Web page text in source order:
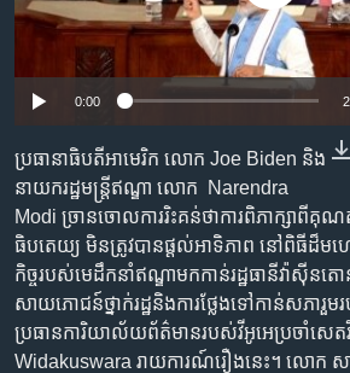
សម្ព័ន្ធ​
និង​
កាន់​
ទំព័រ​
ស្វែង​
រក
Khmer English
បណ្តាញ​សង្គម
ភាសា
0:00
ប្រធានាធិបតី​អាមេរិក លោក Joe Biden និង​
នាយក​រដ្ឋមន្ត្រី​ឥណ្ឌា លោក Narendra
Modi ច្រាន​​ចោល​ការ​រិះគន់​ថា​ការ​ពិភាក្សា​ពី​គុណ
ធិបតេយ្យ មិន​ត្រូវ​​បាន​ផ្តល់​អាទិភាព នៅ​ពិធី​ដ៏​ម
កិច្ច​របស់​មេដឹកនាំ​ឥណ្ឌា​មក​កាន់​រដ្ឋធានី​វ៉ាស៊ីន
សាយភោជន៍​ថ្នាក់​រដ្ឋ​និង​ការ​ថ្លែង​ទៅ​កាន់​សភា​រួម​
ប្រធាន​ការិយាល័យ​ព័ត៌មាន​របស់​វីអូអេ​ប្រចាំ​សេត
Widakuswara រាយការណ៍​រឿង​នេះ។ លោក